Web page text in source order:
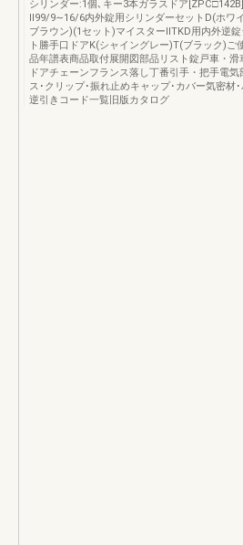
シリンダー:1個､キー3本ガラスドア
Ⅱ99/9∼16/6内外錠用シリンダーセットD(ホワ
ブラウン)(1セット)マイスターⅡTKD用内外逆
ト勝手口ドアK(シャイングレー)T(ブラック)ご
品年譜表商品取付展開図部品リスト錠戸車・滑
ドアチェーンフランス落し丁番引手・把手電気
ス･クリップ･振れ止めキャップ･カバー気密材
逆引きコード一覧旧版カタログ